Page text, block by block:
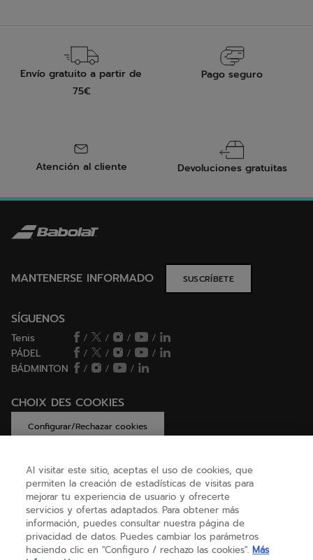
Envío gratuito a partir de
75€
Pago seguro
Atención al cliente Devoluciones gratuitas
MANTENERSE INFORMADO SUSCRÍBETE
SÍGUENOS
Tenis / / /
/
PÁDEL
/ / /
/
BÁDMINTON
/ / /
CHOIX DES COOKIES
Configurar/Rechazar cookies
AYUDA
SOBRE NOSOTROS
Al visitar este sitio, aceptas el uso de cookies, que
permiten la creación de estadísticas de visitas para
mejorar tu experiencia de usuario y ofrecerte
servicios y ofertas adaptados. Para obtener más
información, puedes consultar nuestra página de
privacidad de datos. Puedes cambiar los parámetros
haciendo clic en "Configuro / rechazo las cookies". Más